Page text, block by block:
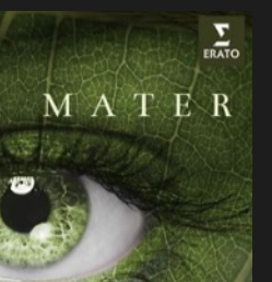
& Malena Ernman
» (2025)
improvisations)